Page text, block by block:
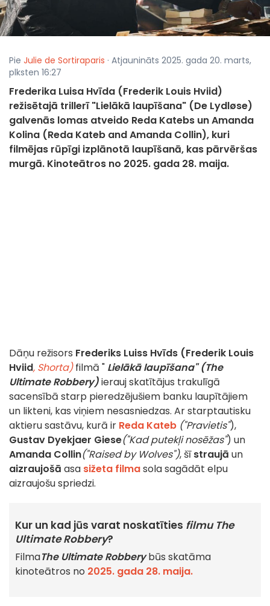
Pie Julie de Sortiraparis · Atjaunināts 2025. gada 20. marts,
plksten 16:27
Frederika Luisa Hvīda (Frederik Louis Hviid)
režisētajā trillerī "Lielākā laupīšana" (De Lydløse)
galvenās lomas atveido Reda Katebs un Amanda
Kolina (Reda Kateb and Amanda Collin), kuri
filmējas rūpīgi izplānotā laupīšanā, kas pārvēršas
murgā. Kinoteātros no 2025. gada 28. maija.
Dāņu režisors Frederiks Luiss Hvīds (Frederik Louis
Hviid, Shorta)filmā " Lielākā laupīšana" (The
Ultimate Robbery)ierauj skatītājus trakulīgā
sacensībā starp pieredzējušiem banku laupītājiem
un likteni, kas viņiem nesasniedzas. Ar starptautisku
aktieru sastāvu, kurā ir Reda Kateb ("Pravietis"),
Gustav Dyekjaer Giese("Kad putekļi nosēžas") un
Amanda Collin("Raised by Wolves"), šīstraujā un
aizraujošā asa sižeta filmasola sagādāt elpu
aizraujošu spriedzi.
Kur un kad jūs varat noskatīties filmu The
Ultimate Robbery?
FilmaThe Ultimate Robberybūs skatāma
kinoteātros no 2025. gada 28. maija.